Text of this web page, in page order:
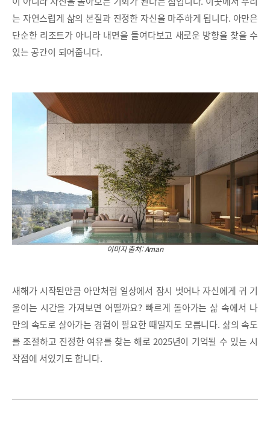
는 자연스럽게 삶의 본질과 진정한 자신을 마주하게 됩니다. 아만은
단순한 리조트가 아니라 내면을 들여다보고 새로운 방향을 찾을 수
있는 공간이 되어줍니다.
이미지 출처: Aman
새해가 시작된만큼 아만처럼 일상에서 잠시 벗어나 자신에게 귀 기
울이는 시간을 가져보면 어떨까요? 빠르게 돌아가는 삶 속에서 나
만의 속도로 살아가는 경험이 필요한 때일지도 모릅니다. 삶의 속도
를 조절하고 진정한 여유를 찾는 해로 2025년이 기억될 수 있는 시
작점에 서있기도 합니다.